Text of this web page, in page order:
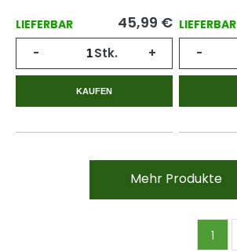
Geschmack.
LIEFERBAR 45,99 €
- Stk. +
KAUFEN
LIEFERBAR
-
Mehr Produkte
1